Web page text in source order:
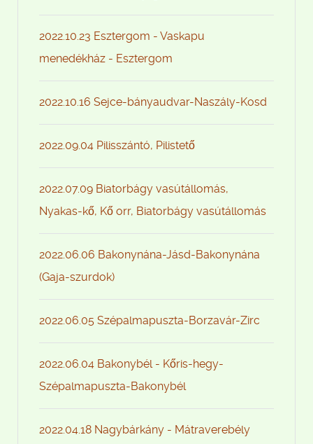
2022.10.23 Esztergom - Vaskapu
menedékház - Esztergom
2022.10.16 Sejce-bányaudvar-Naszály-Kosd
2022.09.04 Pilisszántó, Pilistető
2022.07.09 Biatorbágy vasútállomás,
Nyakas-kő, Kő orr, Biatorbágy vasútállomás
2022.06.06 Bakonynána-Jásd-Bakonynána
(Gaja-szurdok)
2022.06.05 Szépalmapuszta-Borzavár-Zirc
2022.06.04 Bakonybél - Kőris-hegy-
Szépalmapuszta-Bakonybél
2022.04.18 Nagybárkány - Mátraverebély